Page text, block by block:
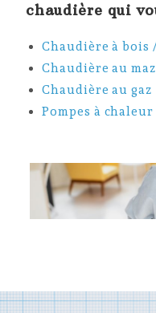
chaudière qui
Chaudière à bois
Chaudière au
Chaudière au gaz
Pompes à chaleur